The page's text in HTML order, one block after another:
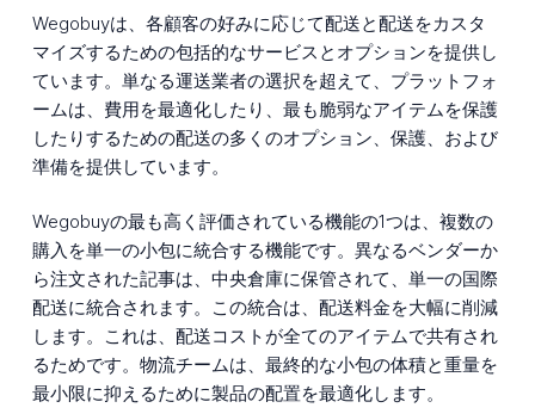
Wegobuyは、各顧客の好みに応じて配送と配送をカスタ
マイズするための包括的なサービスとオプションを提供し
ています。単なる運送業者の選択を超えて、プラットフォ
ームは、費用を最適化したり、最も脆弱なアイテムを保護
したりするための配送の多くのオプション、保護、および
準備を提供しています。
Wegobuyの最も高く評価されている機能の1つは、複数の
購入を単一の小包に統合する機能です。異なるベンダーか
ら注文された記事は、中央倉庫に保管されて、単一の国際
配送に統合されます。この統合は、配送料金を大幅に削減
します。これは、配送コストが全てのアイテムで共有され
るためです。物流チームは、最終的な小包の体積と重量を
最小限に抑えるために製品の配置を最適化します。